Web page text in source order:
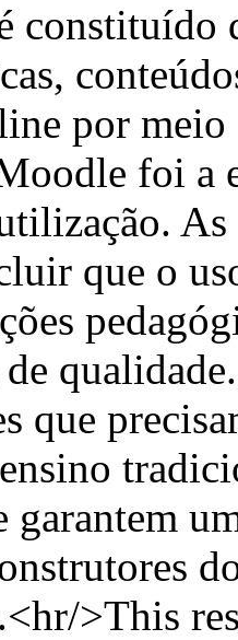
constituído
por
foi a
que o
que
garantem
>This